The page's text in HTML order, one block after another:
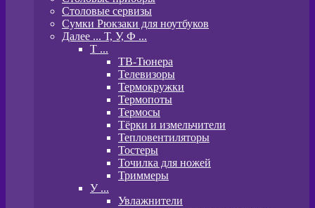
Столовые сервизы
Сумки Рюкзаки для ноутбуков
Далее ... Т, У, Ф ...
T ...
ТВ-Тюнера
Телевизоры
Термокружки
Термопоты
Термосы
Тёрки и измельчители
Тепловентиляторы
Тостеры
Точилка для ножей
Триммеры
У ...
Увлажнители